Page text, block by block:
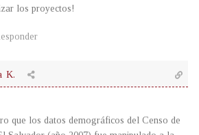
los proyectos!
K.
que los datos demográficos del Censo de